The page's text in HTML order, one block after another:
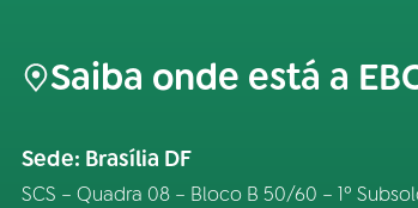
Saiba onde está a
Sede: Brasília DF
SCS – Quadra 08 – Bloco B 50/60 – 1º